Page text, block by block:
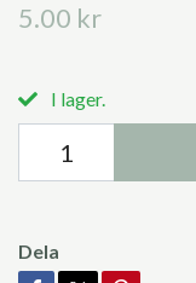
5.00 kr
I lager.
Dela